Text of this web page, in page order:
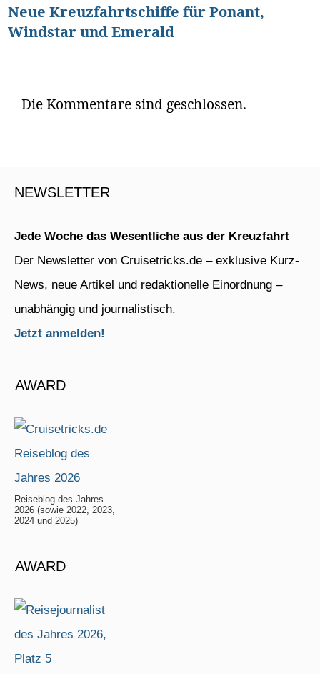
Neue Kreuzfahrtschiffe für Ponant,
Windstar und Emerald
Die Kommentare sind geschlossen.
NEWSLETTER
Jede Woche das Wesentliche aus der Kreuzfahrt
Der Newsletter von Cruisetricks.de – exklusive Kurz-
News, neue Artikel und redaktionelle Einordnung –
unabhängig und journalistisch.
Jetzt anmelden!
AWARD
Reiseblog des Jahres
2026 (sowie 2022, 2023,
2024 und 2025)
AWARD